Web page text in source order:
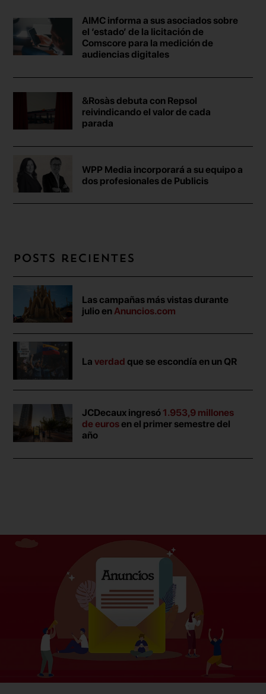
AIMC informa a sus asociados sobre
el ‘estado’ de la licitación de
Comscore para la medición de
audiencias digitales
&Rosàs debuta con Repsol
reivindicando el valor de cada
parada
WPP Media incorporará a su equipo a
dos profesionales de Publicis
Posts recientes
Las campañas más vistas durante
julio en Anuncios.com
Laverdad que se escondía en un QR
JCDecaux ingresó 1.953,9 millones
de eurosen el primer semestre del
año